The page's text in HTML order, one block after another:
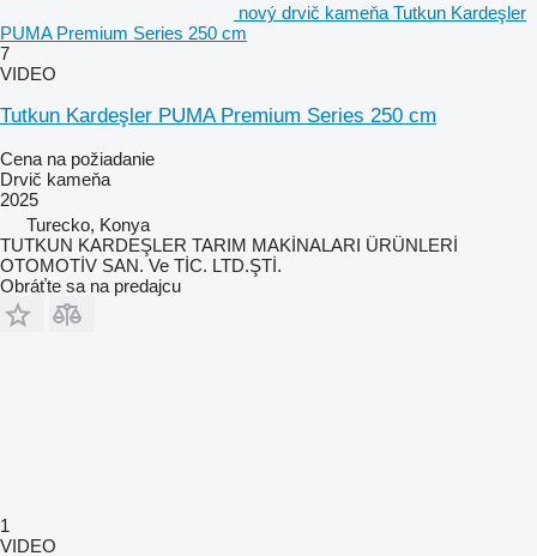
nový drvič kameňa Tutkun Kardeşler
PUMA Premium Series 250 cm
7
VIDEO
Tutkun Kardeşler PUMA Premium Series 250 cm
Cena na požiadanie
Drvič kameňa
2025
Turecko, Konya
TUTKUN KARDEŞLER TARIM MAKİNALARI ÜRÜNLERİ
OTOMOTİV SAN. Ve TİC. LTD.ŞTİ.
Obráťte sa na predajcu
1
VIDEO